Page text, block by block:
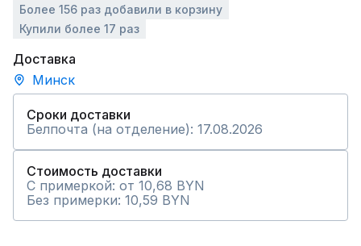
Более 156 раз добавили в корзину
Купили более 17 раз
Доставка
Минск
Сроки доставки
Белпочта (на отделение): 17.08.2026
Стоимость доставки
С примеркой: от 10,68 BYN
Без примерки: 10,59 BYN